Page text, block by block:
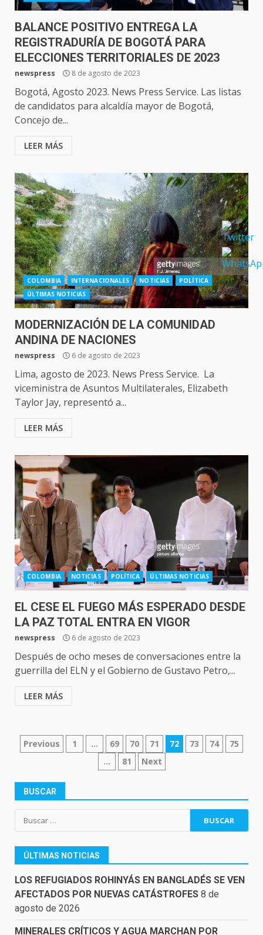
BALANCE POSITIVO ENTREGA LA
REGISTRADURÍA DE BOGOTÁ PARA
ELECCIONES TERRITORIALES DE 2023
newspress 8 de agosto de 2023
Bogotá, Agosto 2023. News Press Service. Las listas
de candidatos para alcaldía mayor de Bogotá,
Concejo de...
LEER MÁS
COLOMBIA INTERNACIONALES NOTICIAS
POLÍTICA
ÚLTIMAS NOTICIAS
MODERNIZACIÓN DE LA COMUNIDAD
ANDINA DE NACIONES
newspress 6 de agosto de 2023
Lima, agosto de 2023. News Press Service. La
viceministra de Asuntos Multilaterales, Elizabeth
Taylor Jay, representó a...
LEER MÁS
COLOMBIA NOTICIAS POLÍTICA ÚLTIMAS NOTICIAS
EL CESE EL FUEGO MÁS ESPERADO DESDE
LA PAZ TOTAL ENTRA EN VIGOR
newspress 6 de agosto de 2023
Después de ocho meses de conversaciones entre la
guerrilla del ELN y el Gobierno de Gustavo Petro,...
LEER MÁS
NAVEGACIÓN
DE
Previous 1 … 69 70 71 72 73 74
75
…
81 Next
BUSCAR
Buscar:
ÚLTIMAS NOTICIAS
LOS REFUGIADOS ROHINYÁS EN BANGLADÉS SE VEN
AFECTADOS POR NUEVAS CATÁSTROFES 8 de
agosto de 2026
MINERALES CRÍTICOS Y AGUA MARCHAN POR